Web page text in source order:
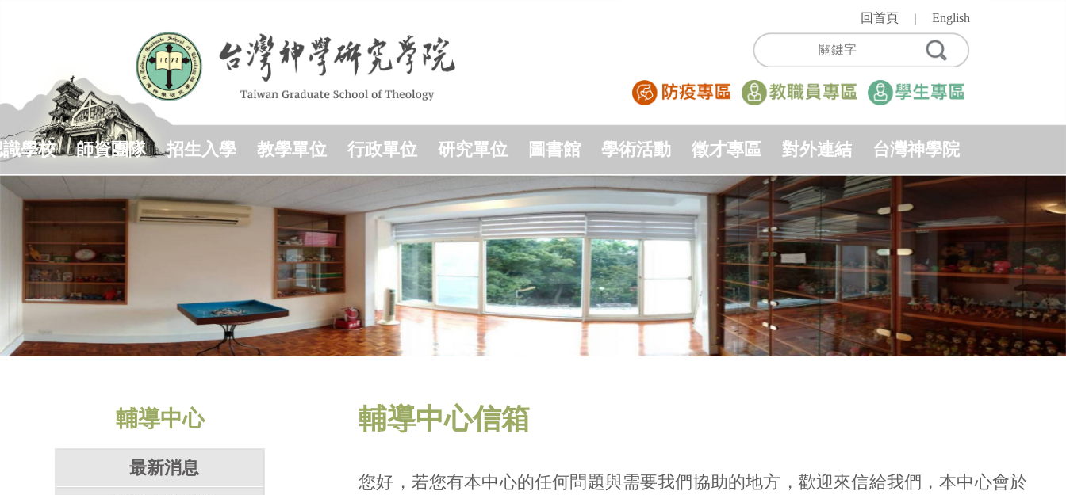
區
回首頁 ｜English
學校 師資團隊 招生入學 教學單位 行政單位 研究單位 圖書館 學術活動 徵才專區 對外連結 台灣神學院
輔導中心
最新消息
輔導中心信箱
您好，若您有本中心的任何問題與需要我們協助的地方，歡迎來信給我們，本中心會於